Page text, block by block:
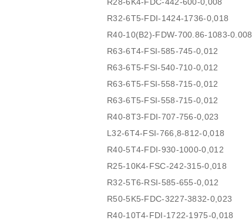
R32-6T5-FDI-1424-1736-0,018
R40-10(B2)-FDW-700.86-1083-0.008
R63-6T4-FSI-585-745-0,012
R63-6T5-FSI-540-710-0,012
R63-6T5-FSI-558-715-0,012
R63-6T5-FSI-558-715-0,012
R40-8T3-FDI-707-756-0,023
L32-6T4-FSI-766,8-812-0,018
R40-5T4-FDI-930-1000-0,012
R25-10K4-FSC-242-315-0,018
R32-5T6-RSI-585-655-0,012
R50-5K5-FDC-3227-3832-0,023
R40-10T4-FDI-1722-1975-0,018